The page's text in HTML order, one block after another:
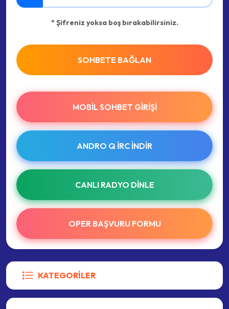
* Şifreniz yoksa boş bırakabilirsiniz.
SOHBETE BAĞLAN
MOBIL SOHBET GIRIŞI
ANDRO Q İRC INDIR
CANLI RADYO DINLE
OPER BAŞVURU FORMU
KATEGORILER